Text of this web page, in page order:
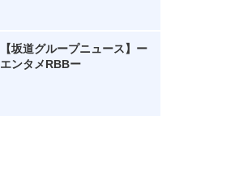
【坂道グループニュース】ー
エンタメRBBー